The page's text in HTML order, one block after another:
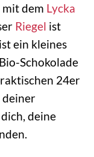
dem Lycka
Riegel ist
ein kleines
Schokolade
24er
deiner
deine